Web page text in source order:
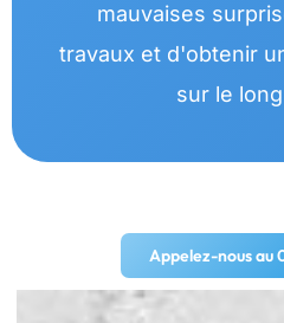
mauvaises
travaux et d'obtenir
sur le
Appelez-nous au